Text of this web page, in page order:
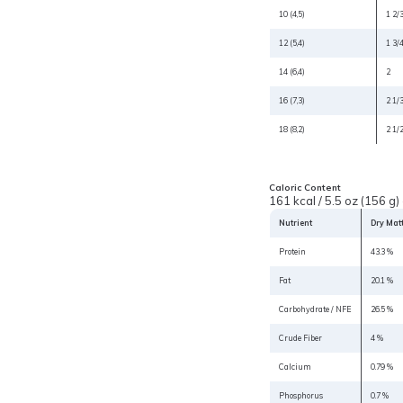
10 (4,5) 1 2/3
12 (5,4) 1 3/4
14 (6,4) 2
16 (7,3) 2 1/3
18 (8,2) 2 1/2
Caloric Content
161 kcal / 5.5 oz (156 g)
Nutrient Dry
Protein 43.3 %
Fat 20.1 %
Carbohydrate / NFE 26.5 %
Crude Fiber 4 %
Calcium 0.79 %
Phosphorus 0.7 %